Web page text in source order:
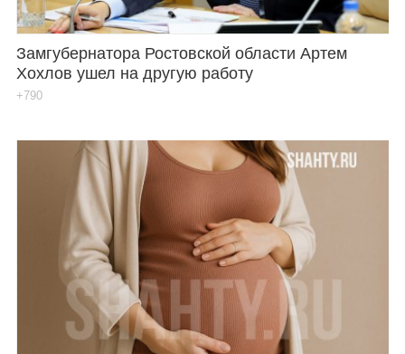
Замгубернатора Ростовской области Артем
Хохлов ушел на другую работу
+790